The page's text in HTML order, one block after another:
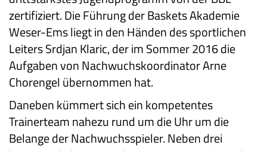
zertifiziert. Die Führung der Baskets Akademie
Weser-Ems liegt in den Händen des sportlichen
Leiters Srdjan Klaric, der im Sommer 2016 die
Aufgaben von Nachwuchskoordinator Arne
Chorengel übernommen hat.
Daneben kümmert sich ein kompetentes
Trainerteam nahezu rund um die Uhr um die
Belange der Nachwuchsspieler. Neben drei